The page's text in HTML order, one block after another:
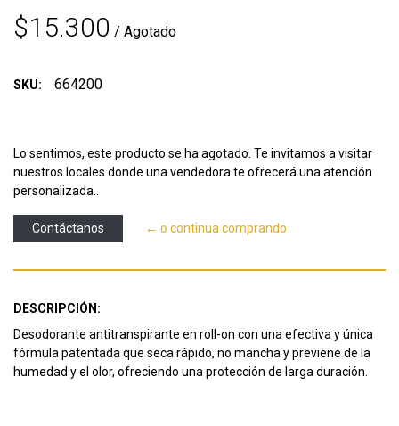
$15.300 / Agotado
SKU: 664200
Lo sentimos, este producto se ha agotado. Te invitamos a visitar
nuestros locales donde una vendedora te ofrecerá una atención
personalizada..
Contáctanos ← o continua comprando
DESCRIPCIÓN:
Desodorante antitranspirante en roll-on con una efectiva y única
fórmula patentada que seca rápido, no mancha y previene de la
humedad y el olor, ofreciendo una protección de larga duración.